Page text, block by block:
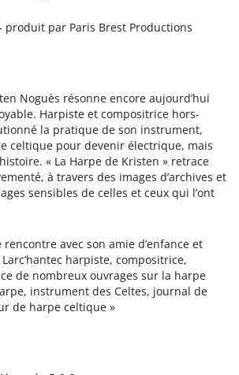
produit par Paris Brest Productions
Noguès résonne encore aujourd’hui
Harpiste et compositrice hors-
la pratique de son instrument,
celtique pour devenir électrique, mais
« La Harpe de Kristen » retrace
à travers des images d’archives et
sensibles de celles et ceux qui l’ont
rencontre avec son amie d’enfance et
harpiste, compositrice,
de nombreux ouvrages sur la harpe
instrument des Celtes, journal de
de harpe celtique »